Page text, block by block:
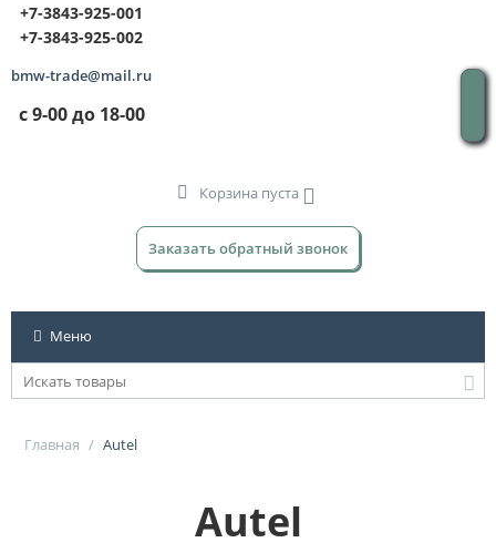
+7-3843-925-001
+7-3843-925-002
bmw-trade@mail.ru
с 9-00 до 18-00
Корзина пуста
Заказать обратный звонок
Меню
Главная / Autel
Autel